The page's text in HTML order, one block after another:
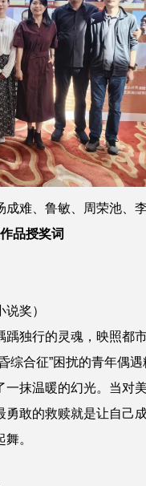
成难、鲁敏、周荣池、
品授奖词
说奖）
踽独行的灵魂，映照都
综合征”困扰的青年偶遇
一抹温暖的幻光。当对
勇敢的救赎就是让自己
。